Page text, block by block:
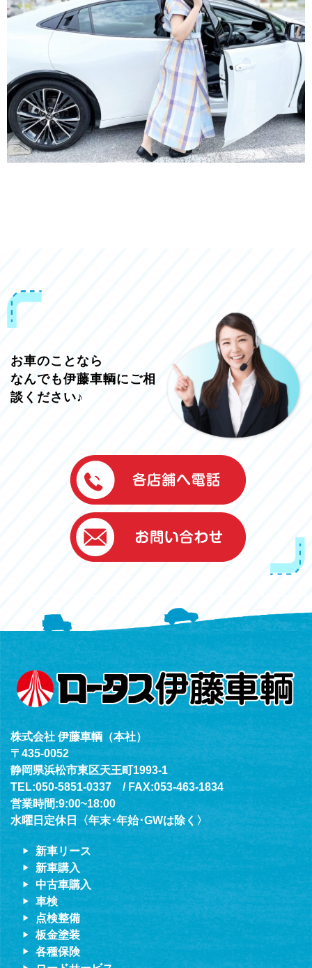
お車のことなら
なんでも伊藤車輌にご相
談ください♪
伊藤車輌（本社）
050-5851-0337
グッドワン浜松
050-5851-0338
浜北店
050-5851-0339
（年中無休24h対応）
株式会社 伊藤車輌（本社）
〒435-0052
静岡県浜松市東区天王町1993-1
TEL:050-5851-0337 / FAX:053-463-1834
営業時間:9:00~18:00
水曜日定休日〈年末･年始･GWは除く〉
新車リース
新車購入
中古車購入
車検
点検整備
板金塗装
各種保険